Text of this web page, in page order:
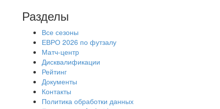
Разделы
Все сезоны
ЕВРО 2026 по футзалу
Матч-центр
Дисквалификации
Рейтинг
Документы
Контакты
Политика обработки данных